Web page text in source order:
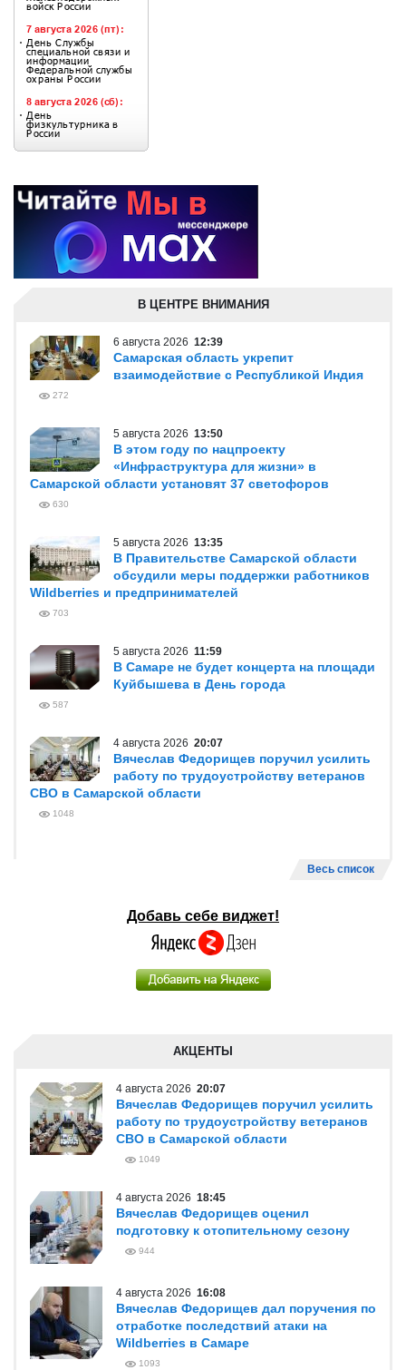
В ЦЕНТРЕ ВНИМАНИЯ
6 августа 2026 12:39
Самарская область укрепит
взаимодействие с Республикой Индия
272
5 августа 2026 13:50
В этом году по нацпроекту
«Инфраструктура для жизни» в
Самарской области установят 37 светофоров
630
5 августа 2026 13:35
В Правительстве Самарской области
обсудили меры поддержки работников
Wildberries и предпринимателей
703
5 августа 2026 11:59
В Самаре не будет концерта на площади
Куйбышева в День города
587
4 августа 2026 20:07
Вячеслав Федорищев поручил усилить
работу по трудоустройству ветеранов
СВО в Самарской области
1048
Весь список
Добавь себе виджет!
АКЦЕНТЫ
4 августа 2026 20:07
Вячеслав Федорищев поручил усилить
работу по трудоустройству ветеранов
СВО в Самарской области
1049
4 августа 2026 18:45
Вячеслав Федорищев оценил
подготовку к отопительному сезону
944
4 августа 2026 16:08
Вячеслав Федорищев дал поручения по
отработке последствий атаки на
Wildberries в Самаре
1093